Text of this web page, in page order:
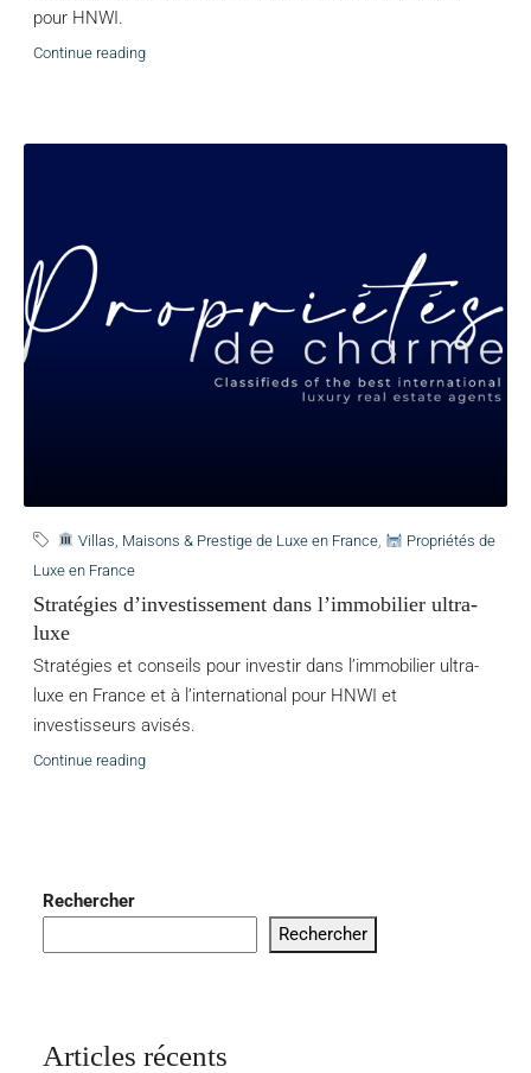
pour HNWI.
Continue reading
Villas, Maisons & Prestige de Luxe en France,
Propriétés de
Luxe en France
Stratégies d’investissement dans l’immobilier ultra-
luxe
Stratégies et conseils pour investir dans l’immobilier ultra-
luxe en France et à l’international pour HNWI et
investisseurs avisés.
Continue reading
Rechercher
Rechercher
Articles récents